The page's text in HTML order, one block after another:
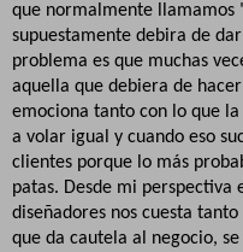
que normalmente llamamos
supuestamente debira de
problema es que muchas
aquella que debiera de
emociona tanto con lo que
a volar igual y cuando eso
clientes porque lo más
patas. Desde mi perspectiva
diseñadores nos cuesta
que da cautela al negocio,